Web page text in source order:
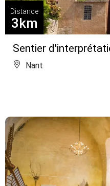
Sentier
Distance
3km
Nant